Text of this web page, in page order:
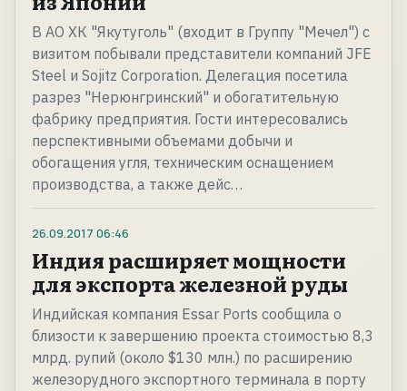
В АО ХК "Якутуголь" (входит в Группу "Мечел") с
визитом побывали представители компаний JFE
Steel и Sojitz Corporation. Делегация посетила
разрез "Нерюнгринский" и обогатительную
фабрику предприятия. Гости интересовались
перспективными объемами добычи и
обогащения угля, техническим оснащением
производства, а также дейс…
26.09.2017 06:46
Индия расширяет мощности
для экспорта железной руды
Индийская компания Essar Ports сообщила о
близости к завершению проекта стоимостью 8,3
млрд. рупий (около $130 млн.) по расширению
железорудного экспортного терминала в порту